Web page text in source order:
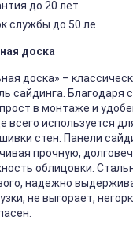
до 20 лет
службы до 50 ле
доска
доска» –
сайдинга. Благодаря
в монтаже и
всего используется
стен. Панели
прочную,
облицовки.
надежно
не выгорает,